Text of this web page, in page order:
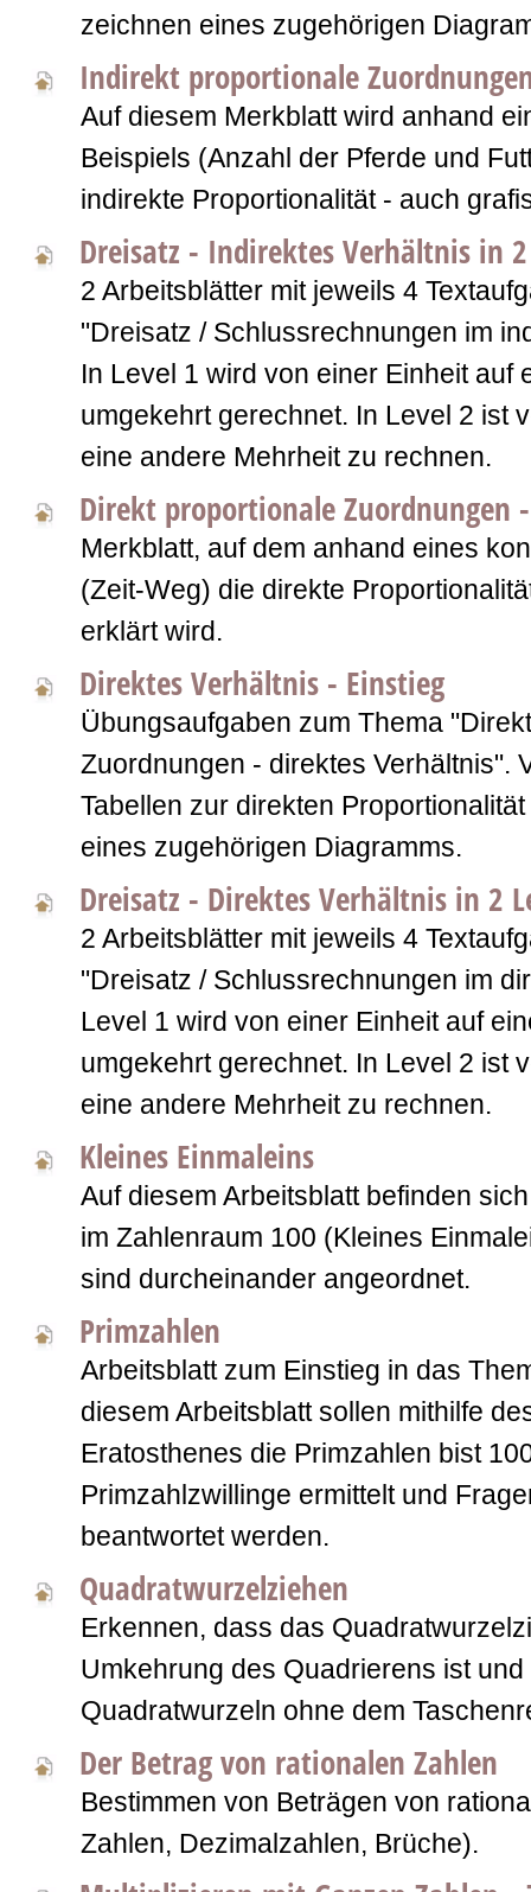
zeichnen eines zugehörigen
Indirekt proportionale
Auf diesem Merkblatt wird anhand
Beispiels (Anzahl der Pferde und
indirekte Proportionalität - auch
Dreisatz - Indirektes Verhältnis in
2 Arbeitsblätter mit jeweils 4
"Dreisatz / Schlussrechnungen im
In Level 1 wird von einer Einheit auf
umgekehrt gerechnet. In Level 2 ist
eine andere Mehrheit zu rechnen.
Direkt proportionale Zuordnungen
Merkblatt, auf dem anhand eines
(Zeit-Weg) die direkte
erklärt wird.
Direktes Verhältnis - Einstieg
Übungsaufgaben zum Thema
Zuordnungen - direktes Verhältnis".
Tabellen zur direkten
eines zugehörigen Diagramms.
Dreisatz - Direktes Verhältnis in 2
2 Arbeitsblätter mit jeweils 4
"Dreisatz / Schlussrechnungen im
Level 1 wird von einer Einheit auf
umgekehrt gerechnet. In Level 2 ist
eine andere Mehrheit zu rechnen.
Kleines Einmaleins
Auf diesem Arbeitsblatt befinden
im Zahlenraum 100 (Kleines
sind durcheinander angeordnet.
Primzahlen
Arbeitsblatt zum Einstieg in das
diesem Arbeitsblatt sollen mithilfe
Eratosthenes die Primzahlen bist
Primzahlzwillinge ermittelt und
beantwortet werden.
Quadratwurzelziehen
Erkennen, dass das
Umkehrung des Quadrierens ist
Quadratwurzeln ohne dem
Der Betrag von rationalen Zahlen
Bestimmen von Beträgen von
Zahlen, Dezimalzahlen, Brüche).